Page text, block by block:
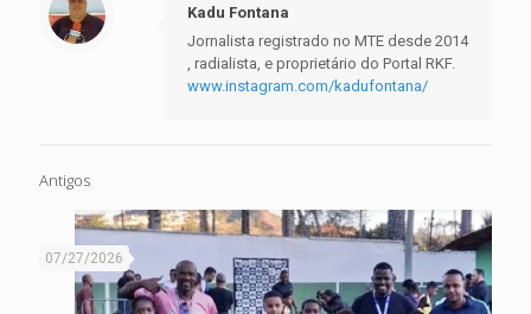
Kadu Fontana
Jornalista registrado no MTE desde 2014
, radialista, e proprietário do Portal RKF.
www.instagram.com/kadufontana/
Antigos
07/27/2026